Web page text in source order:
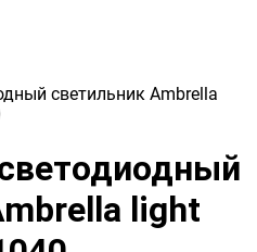
светильник Ambrella
light